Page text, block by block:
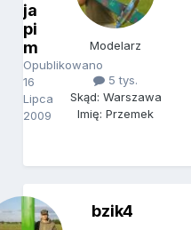
ja
pi
m
Opublikowano
16
Lipca
2009
Modelarz
5 tys.
Skąd: Warszawa
Imię: Przemek
bzik4